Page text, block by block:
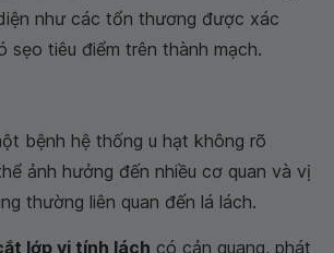
như các tổn thương được xác
sẹo tiêu điểm trên thành mạch.
bệnh hệ thống u hạt không rõ
ảnh hưởng đến nhiều cơ quan và vị
thường liên quan đến lá lách.
lớp vi tính lách có cản quang, phát